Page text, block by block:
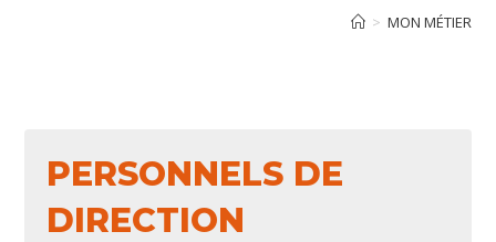
> MON MÉTIER
PERSONNELS DE
DIRECTION